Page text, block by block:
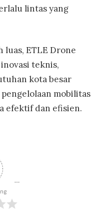
lintas yang
luas, ETLE Drone
teknis,
kota besar
mobilitas
efektif dan efisien.